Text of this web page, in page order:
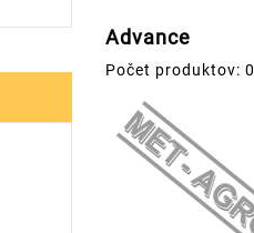
Advance
Počet produktov: 0